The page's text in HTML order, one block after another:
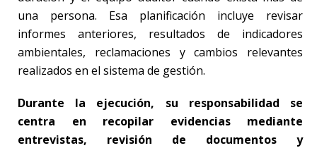
una persona. Esa planificación incluye revisar
informes anteriores, resultados de indicadores
ambientales, reclamaciones y cambios relevantes
realizados en el sistema de gestión.
Durante la ejecución, su responsabilidad se
centra en recopilar evidencias mediante
entrevistas, revisión de documentos y